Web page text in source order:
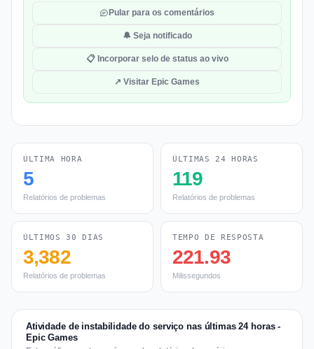
Pular para os comentários
🔔 Seja notificado
📋 Incorporar selo de status ao vivo
↗ Visitar Epic Games
ÚLTIMA HORA
5
Relatórios de problemas
ÚLTIMAS 24 HORAS
119
Relatórios de problemas
ÚLTIMOS 30 DIAS
3,382
Relatórios de problemas
TEMPO DE RESPOSTA
221.93
Milissegundos
Atividade de instabilidade do serviço nas últimas 24 horas -
Epic Games